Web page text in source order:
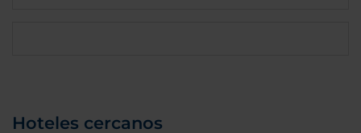
Hoteles cercanos